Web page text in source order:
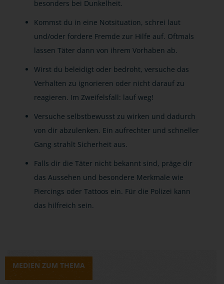
besonders bei Dunkelheit.
Kommst du in eine Notsituation, schrei laut
und/oder fordere Fremde zur Hilfe auf. Oftmals
lassen Täter dann von ihrem Vorhaben ab.
Wirst du beleidigt oder bedroht, versuche das
Verhalten zu ignorieren oder nicht darauf zu
reagieren. Im Zweifelsfall: lauf weg!
Versuche selbstbewusst zu wirken und dadurch
von dir abzulenken. Ein aufrechter und schneller
Gang strahlt Sicherheit aus.
Falls dir die Täter nicht bekannt sind, präge dir
das Aussehen und besondere Merkmale wie
Piercings oder Tattoos ein. Für die Polizei kann
das hilfreich sein.
MEDIEN ZUM THEMA